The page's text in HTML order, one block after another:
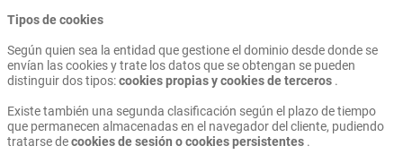
Tipos de cookies
Según quien sea la entidad que gestione el dominio desde donde se
envían las cookies y trate los datos que se obtengan se pueden
distinguir dos tipos:cookies propias y cookies de terceros .
Existe también una segunda clasificación según el plazo de tiempo
que permanecen almacenadas en el navegador del cliente, pudiendo
tratarse decookies de sesión o cookies persistentes .